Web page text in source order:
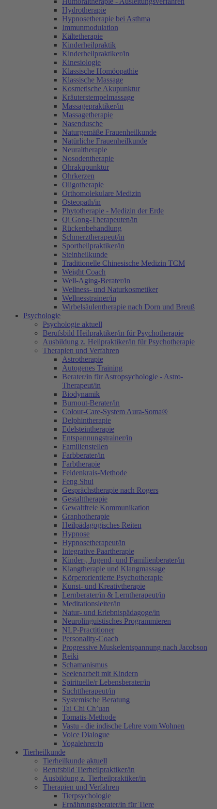
Hydrotherapie
Hypnosetherapie bei Asthma
Immunmodulation
Kältetherapie
Kinderheilpraktik
Kinderheilpraktiker/in
Kinesiologie
Klassische Homöopathie
Klassische Massage
Kosmetische Akupunktur
Kräuterstempelmassage
Massagepraktiker/in
Massagetherapie
Nasendusche
Naturgemäße Frauenheilkunde
Natürliche Frauenheilkunde
Neuraltherapie
Nosodentherapie
Ohrakupunktur
Ohrkerzen
Oligotherapie
Orthomolekulare Medizin
Osteopath/in
Phytotherapie - Medizin der Erde
Qi Gong-Therapeuten/in
Rückenbehandlung
Schmerztherapeut/in
Sportheilpraktiker/in
Steinheilkunde
Traditionelle Chinesische Medizin TCM
Weight Coach
Well-Aging-Berater/in
Wellness- und Naturkosmetiker
Wellnesstrainer/in
Wirbelsäulentherapie nach Dorn und Breuß
Psychologie
Psychologie aktuell
Berufsbild Heilpraktiker/in für Psychotherapie
Ausbildung z. Heilpraktiker/in für Psychotherapie
Therapien und Verfahren
Astrotherapie
Autogenes Training
Berater/in für Astropsychologie - Astro-
Therapeut/in
Biodynamik
Burnout-Berater/in
Colour-Care-System Aura-Soma®
Delphintherapie
Edelsteintherapie
Entspannungstrainer/in
Familienstellen
Farbberater/in
Farbtherapie
Feldenkrais-Methode
Feng Shui
Gesprächstherapie nach Rogers
Gestalttherapie
Gewaltfreie Kommunikation
Graphotherapie
Heilpädagogisches Reiten
Hypnose
Hypnosetherapeut/in
Integrative Paartherapie
Kinder-, Jugend- und Familienberater/in
Klangtherapie und Klangmassage
Körperorientierte Psychotherapie
Kunst- und Kreativtherapie
Lernberater/in & Lerntherapeut/in
Meditationsleiter/in
Natur- und Erlebnispädagoge/in
Neurolinguistisches Programmieren
NLP-Practitioner
Personality-Coach
Progressive Muskelentspannung nach Jacobson
Reiki
Schamanismus
Seelenarbeit mit Kindern
Spirituelle/r Lebensberater/in
Suchttherapeut/in
Systemische Beratung
Tai Chi Ch’uan
Tomatis-Methode
Vastu - die indische Lehre vom Wohnen
Voice Dialogue
Yogalehrer/in
Tierheilkunde
Tierheilkunde aktuell
Berufsbild Tierheilpraktiker/in
Ausbildung z. Tierheilpraktiker/in
Therapien und Verfahren
Tierpsychologie
Ernährungsberater/in für Tiere